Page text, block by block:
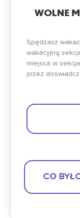
WOLNE
Spędzasz
wakacyjną
miejsca w
przez
CO